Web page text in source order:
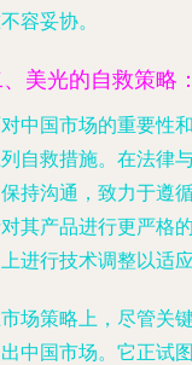
容妥协。
美光的自救策略
中国市场的重要性
自救措施。在法律
持沟通，致力于遵
其产品进行更严格
进行技术调整以适
场策略上，尽管关
中国市场。它正试